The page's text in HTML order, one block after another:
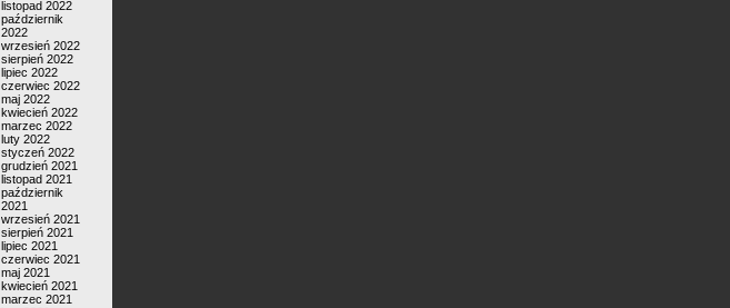
listopad 2022
październik
2022
wrzesień 2022
sierpień 2022
lipiec 2022
czerwiec 2022
maj 2022
kwiecień 2022
marzec 2022
luty 2022
styczeń 2022
grudzień 2021
listopad 2021
październik
2021
wrzesień 2021
sierpień 2021
lipiec 2021
czerwiec 2021
maj 2021
kwiecień 2021
marzec 2021